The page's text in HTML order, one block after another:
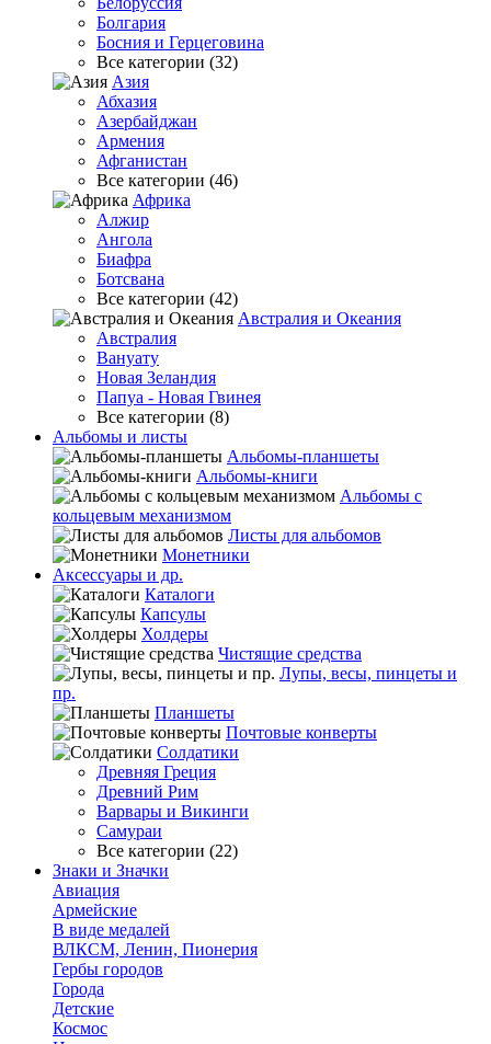
Болгария
Босния и Герцеговина
Все категории (32)
Азия
Абхазия
Азербайджан
Армения
Афганистан
Все категории (46)
Африка
Алжир
Ангола
Биафра
Ботсвана
Все категории (42)
Австралия и Океания
Австралия
Вануату
Новая Зеландия
Папуа - Новая Гвинея
Все категории (8)
Альбомы и листы
Альбомы-планшеты
Альбомы-книги
Альбомы с
кольцевым механизмом
Листы для альбомов
Монетники
Аксессуары и др.
Каталоги
Капсулы
Холдеры
Чистящие средства
Лупы, весы, пинцеты и
пр.
Планшеты
Почтовые конверты
Солдатики
Древняя Греция
Древний Рим
Варвары и Викинги
Самураи
Все категории (22)
Знаки и Значки
Авиация
Армейские
В виде медалей
ВЛКСМ, Ленин, Пионерия
Гербы городов
Города
Детские
Космос